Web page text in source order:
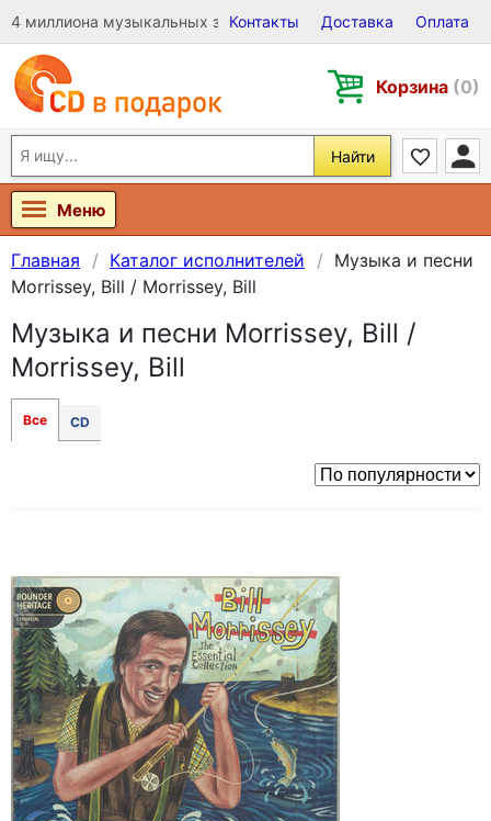
4 миллиона музыкальных записей на Виниле, CD и DVD
Контакты Доставка Оплата
Корзина (0)
Найти
Меню
Главная Каталог исполнителей
Музыка и песни
Morrissey, Bill / Morrissey, Bill
Музыка и песни Morrissey, Bill /
Morrissey, Bill
Все CD